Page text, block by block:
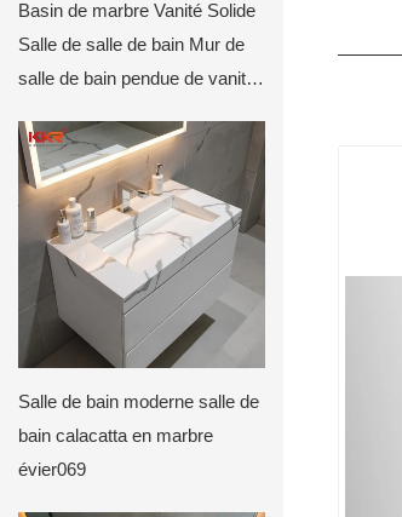
Basin de marbre Vanité Solide
Salle de salle de bain Mur de
salle de bain pendue de vanité
Salle de bain moderne salle de
bain calacatta en marbre
évier069